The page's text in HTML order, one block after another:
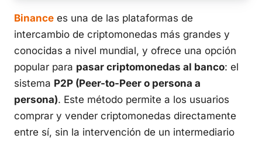
Binance es una de las plataformas de
intercambio de criptomonedas más grandes y
conocidas a nivel mundial, y ofrece una opción
popular para pasar criptomonedas al banco: el
sistema P2P (Peer-to-Peer o persona a
persona). Este método permite a los usuarios
comprar y vender criptomonedas directamente
entre sí, sin la intervención de un intermediario